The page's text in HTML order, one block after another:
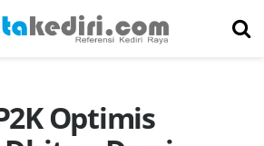
Optimis